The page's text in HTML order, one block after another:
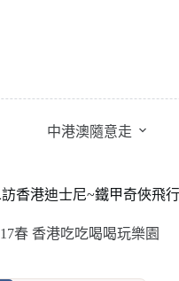
中港澳隨意走
訪香港迪士尼~鐵甲奇俠飛
春 香港吃吃喝喝玩樂園